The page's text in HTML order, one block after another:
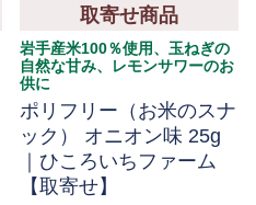
取寄せ商品
岩手産米100％使用、玉ねぎの
自然な甘み、レモンサワーのお
供に
ポリフリー（お米のスナ
ック） オニオン味 25g
｜ひころいちファーム
【取寄せ】